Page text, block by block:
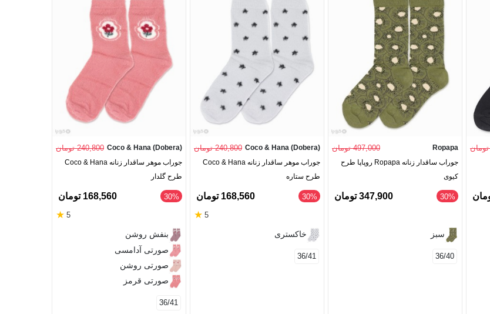
Ropapa 497,000 تومان
جوراب ساقدار زنانه Ropapa روپاپا طرح
کیوی
‎30% 347,900 تومان
سبز
36/40
Coco & Hana (Dobera) 240,800 تومان
جوراب موهر ساقدار زنانه Coco & Hana
طرح ستاره
‎30% 168,560 تومان
5
★
خاکستری
36/41
Coco & Hana (Dobera) 240,800 تومان
جوراب موهر ساقدار زنانه Coco & Hana
طرح گلدار
‎30% 168,560 تومان
5
★
بنفش روشن
صورتی آدامسی
صورتی روشن
صورتی قرمز
36/41